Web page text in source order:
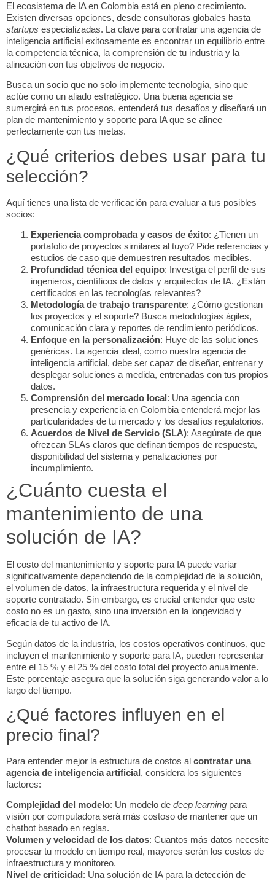
El ecosistema de IA en Colombia está en pleno crecimiento.
Existen diversas opciones, desde consultoras globales hasta
startups especializadas. La clave para contratar una agencia de
inteligencia artificial exitosamente es encontrar un equilibrio entre
la competencia técnica, la comprensión de tu industria y la
alineación con tus objetivos de negocio.
Busca un socio que no solo implemente tecnología, sino que
actúe como un aliado estratégico. Una buena agencia se
sumergirá en tus procesos, entenderá tus desafíos y diseñará un
plan de mantenimiento y soporte para IA que se alinee
perfectamente con tus metas.
¿Qué criterios debes usar para tu
selección?
Aquí tienes una lista de verificación para evaluar a tus posibles
socios:
Experiencia comprobada y casos de éxito: ¿Tienen un
portafolio de proyectos similares al tuyo? Pide referencias y
estudios de caso que demuestren resultados medibles.
Profundidad técnica del equipo: Investiga el perfil de sus
ingenieros, científicos de datos y arquitectos de IA. ¿Están
certificados en las tecnologías relevantes?
Metodología de trabajo transparente: ¿Cómo gestionan
los proyectos y el soporte? Busca metodologías ágiles,
comunicación clara y reportes de rendimiento periódicos.
Enfoque en la personalización: Huye de las soluciones
genéricas. La agencia ideal, como nuestra agencia de
inteligencia artificial, debe ser capaz de diseñar, entrenar y
desplegar soluciones a medida, entrenadas con tus propios
datos.
Comprensión del mercado local: Una agencia con
presencia y experiencia en Colombia entenderá mejor las
particularidades de tu mercado y los desafíos regulatorios.
Acuerdos de Nivel de Servicio (SLA): Asegúrate de que
ofrezcan SLAs claros que definan tiempos de respuesta,
disponibilidad del sistema y penalizaciones por
incumplimiento.
¿Cuánto cuesta el
mantenimiento de una
solución de IA?
El costo del mantenimiento y soporte para IA puede variar
significativamente dependiendo de la complejidad de la solución,
el volumen de datos, la infraestructura requerida y el nivel de
soporte contratado. Sin embargo, es crucial entender que este
costo no es un gasto, sino una inversión en la longevidad y
eficacia de tu activo de IA.
Según datos de la industria, los costos operativos continuos, que
incluyen el mantenimiento y soporte para IA, pueden representar
entre el 15 % y el 25 % del costo total del proyecto anualmente.
Este porcentaje asegura que la solución siga generando valor a lo
largo del tiempo.
¿Qué factores influyen en el
precio final?
Para entender mejor la estructura de costos al contratar una
agencia de inteligencia artificial, considera los siguientes
factores:
Complejidad del modelo: Un modelo de deep learning para
visión por computadora será más costoso de mantener que un
chatbot basado en reglas.
Volumen y velocidad de los datos: Cuantos más datos necesite
procesar tu modelo en tiempo real, mayores serán los costos de
infraestructura y monitoreo.
Nivel de criticidad: Una solución de IA para la detección de